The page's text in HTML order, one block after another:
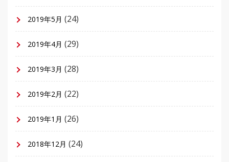
2019年5月 (24)
2019年4月 (29)
2019年3月 (28)
2019年2月 (22)
2019年1月 (26)
2018年12月 (24)